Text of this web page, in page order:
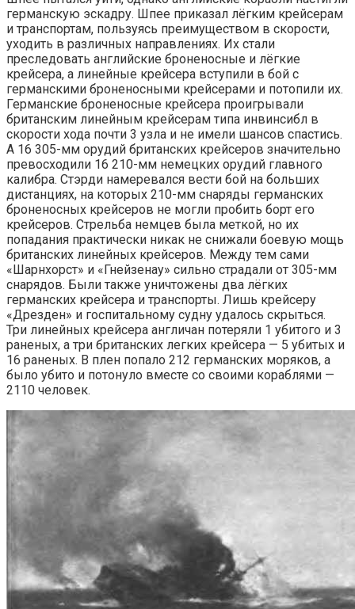
германскую эскадру. Шпее приказал лёгким крейсерам
и транспортам, пользуясь преимуществом в скорости,
уходить в различных направлениях. Их стали
преследовать английские броненосные и лёгкие
крейсера, а линейные крейсера вступили в бой с
германскими броненосными крейсерами и потопили их.
Германские броненосные крейсера проигрывали
британским линейным крейсерам типа инвинсибл в
скорости хода почти 3 узла и не имели шансов спастись.
А 16 305-мм орудий британских крейсеров значительно
превосходили 16 210-мм немецких орудий главного
калибра. Стэрди намеревался вести бой на больших
дистанциях, на которых 210-мм снаряды германских
броненосных крейсеров не могли пробить борт его
крейсеров. Стрельба немцев была меткой, но их
попадания практически никак не снижали боевую мощь
британских линейных крейсеров. Между тем сами
«Шарнхорст» и «Гнейзенау» сильно страдали от 305-мм
снарядов. Были также уничтожены два лёгких
германских крейсера и транспорты. Лишь крейсеру
«Дрезден» и госпитальному судну удалось скрыться.
Три линейных крейсера англичан потеряли 1 убитого и 3
раненых, а три британских легких крейсера — 5 убитых и
16 раненых. В плен попало 212 германских моряков, а
было убито и потонуло вместе со своими кораблями —
2110 человек.